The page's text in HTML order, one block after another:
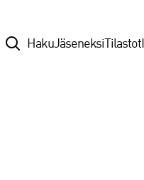
TopHakuJäseneksi Tilastot